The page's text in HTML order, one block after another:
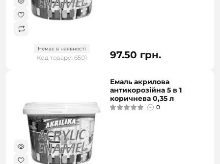
Немає в наявності
Код товару: 6501 97.50 грн.
Емаль акрилова
антикорозійна 5 в 1
коричнева 0,35 л
0